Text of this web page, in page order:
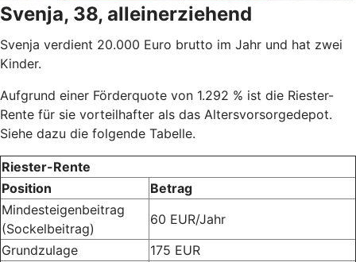
Svenja, 38, alleinerziehend
Svenja verdient 20.000 Euro brutto im Jahr und hat zwei
Kinder.
Aufgrund einer Förderquote von 1.292 % ist die Riester-
Rente für sie vorteilhafter als das Altersvorsorgedepot.
Siehe dazu die folgende Tabelle.
Riester-Rente
Position
Betrag
Mindesteigenbeitrag
(Sockelbeitrag)
60 EUR/Jahr
Grundzulage
175 EUR